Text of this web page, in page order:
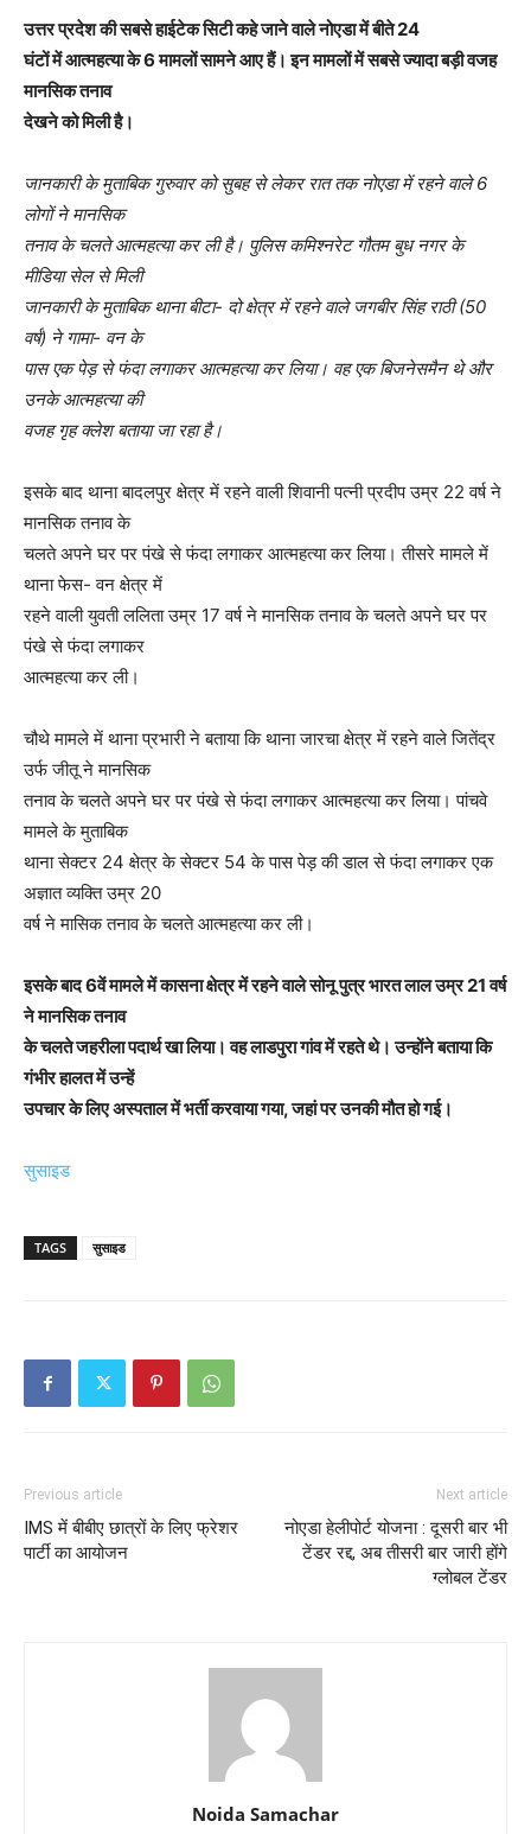
उत्तर प्रदेश की सबसे हाईटेक सिटी कहे जाने वाले नोएडा में बीते 24
घंटों में आत्महत्या के 6 मामलों सामने आए हैं। इन मामलों में सबसे ज्यादा बड़ी वजह
मानसिक तनाव
देखने को मिली है।
जानकारी के मुताबिक गुरुवार को सुबह से लेकर रात तक नोएडा में रहने वाले 6
लोगों ने मानसिक
तनाव के चलते आत्महत्या कर ली है। पुलिस कमिश्नरेट गौतम बुध नगर के
मीडिया सेल से मिली
जानकारी के मुताबिक थाना बीटा- दो क्षेत्र में रहने वाले जगबीर सिंह राठी (50
वर्ष) ने गामा- वन के
पास एक पेड़ से फंदा लगाकर आत्महत्या कर लिया। वह एक बिजनेसमैन थे और
उनके आत्महत्या की
वजह गृह क्लेश बताया जा रहा है।
इसके बाद थाना बादलपुर क्षेत्र में रहने वाली शिवानी पत्नी प्रदीप उम्र 22 वर्ष ने
मानसिक तनाव के
चलते अपने घर पर पंखे से फंदा लगाकर आत्महत्या कर लिया। तीसरे मामले में
थाना फेस- वन क्षेत्र में
रहने वाली युवती ललिता उम्र 17 वर्ष ने मानसिक तनाव के चलते अपने घर पर
पंखे से फंदा लगाकर
आत्महत्या कर ली।
चौथे मामले में थाना प्रभारी ने बताया कि थाना जारचा क्षेत्र में रहने वाले जितेंद्र
उर्फ जीतू ने मानसिक
तनाव के चलते अपने घर पर पंखे से फंदा लगाकर आत्महत्या कर लिया। पांचवे
मामले के मुताबिक
थाना सेक्टर 24 क्षेत्र के सेक्टर 54 के पास पेड़ की डाल से फंदा लगाकर एक
अज्ञात व्यक्ति उम्र 20
वर्ष ने मासिक तनाव के चलते आत्महत्या कर ली।
इसके बाद 6वें मामले में कासना क्षेत्र में रहने वाले सोनू पुत्र भारत लाल उम्र 21 वर्ष
ने मानसिक तनाव
के चलते जहरीला पदार्थ खा लिया। वह लाडपुरा गांव में रहते थे। उन्होंने बताया कि
गंभीर हालत में उन्हें
उपचार के लिए अस्पताल में भर्ती करवाया गया, जहां पर उनकी मौत हो गई।
सुसाइड
TAGS सुसाइड
Previous article
IMS में बीबीए छात्रों के लिए फ्रेशर
पार्टी का आयोजन
Next article
नोएडा हेलीपोर्ट योजना : दूसरी बार भी
टेंडर रद्द, अब तीसरी बार जारी होंगे
ग्लोबल टेंडर
Noida Samachar